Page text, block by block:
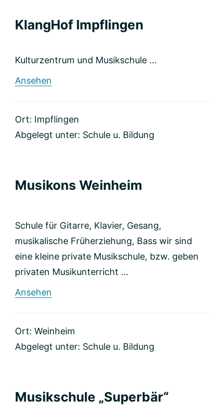
KlangHof Impflingen
Kulturzentrum und Musikschule ...
Ansehen
Ort: Impflingen
Abgelegt unter: Schule u. Bildung
Musikons Weinheim
Schule für Gitarre, Klavier, Gesang,
musikalische Früherziehung, Bass wir sind
eine kleine private Musikschule, bzw. geben
privaten Musikunterricht ...
Ansehen
Ort: Weinheim
Abgelegt unter: Schule u. Bildung
Musikschule „Superbär“